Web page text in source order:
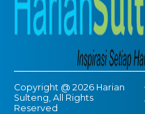
Copyright @ 2026 Harian
Sulteng, All Rights
Reserved